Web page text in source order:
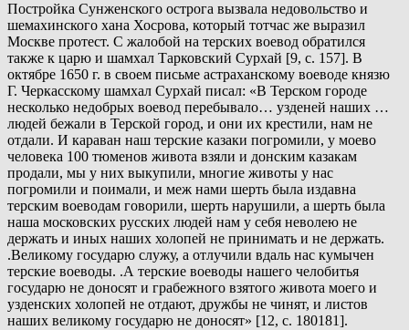
Постройка Сунженского острога вызвала недовольство и
шемахинского хана Хосрова, который тотчас же выразил
Москве протест. С жалобой на терских воевод обратился
также к царю и шамхал Тарковский Сурхай [9, с. 157]. В
октябре 1650 г. в своем письме астраханскому воеводе князю
Г. Черкасскому шамхал Сурхай писал: «В Терском городе
несколько недобрых воевод перебывало… узденей наших …
людей бежали в Терской город, и они их крестили, нам не
отдали. И караван наш терские казаки погромили, у моево
человека 100 тюменов живота взяли и донским казакам
продали, мы у них выкупили, многие животы у нас
погромили и поимали, и меж нами шерть была издавна
терским воеводам говорили, шерть нарушили, а шерть была
наша московских русских людей нам у себя неволею не
держать и иных наших холопей не принимать и не держать.
.Великому государю служу, а отлучили вдаль нас кумычен
терские воеводы. .А терские воеводы нашего челобитья
государю не доносят и грабежного взятого живота моего и
узденских холопей не отдают, дружбы не чинят, и листов
наших великому государю не доносят» [12, с. 180181].